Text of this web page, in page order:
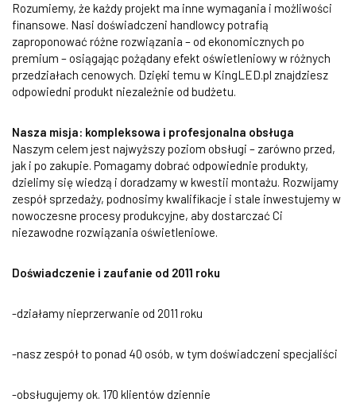
Rozumiemy, że każdy projekt ma inne wymagania i możliwości
finansowe. Nasi doświadczeni handlowcy potrafią
zaproponować różne rozwiązania – od ekonomicznych po
premium – osiągając pożądany efekt oświetleniowy w różnych
przedziałach cenowych. Dzięki temu w KingLED.pl znajdziesz
odpowiedni produkt niezależnie od budżetu.
Nasza misja: kompleksowa i profesjonalna obsługa
Naszym celem jest najwyższy poziom obsługi – zarówno przed,
jak i po zakupie. Pomagamy dobrać odpowiednie produkty,
dzielimy się wiedzą i doradzamy w kwestii montażu. Rozwijamy
zespół sprzedaży, podnosimy kwalifikacje i stale inwestujemy w
nowoczesne procesy produkcyjne, aby dostarczać Ci
niezawodne rozwiązania oświetleniowe.
Doświadczenie i zaufanie od 2011 roku
-działamy nieprzerwanie od 2011 roku
-nasz zespół to ponad 40 osób, w tym doświadczeni specjaliści
-obsługujemy ok. 170 klientów dziennie